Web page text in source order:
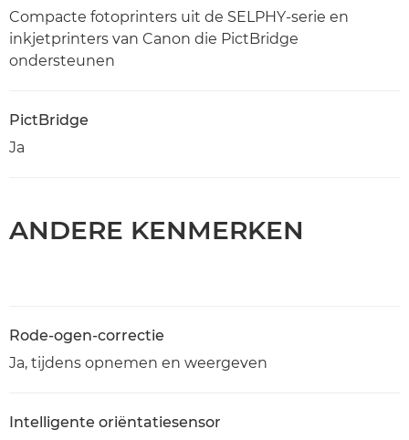
Compacte fotoprinters uit de SELPHY-serie en
inkjetprinters van Canon die PictBridge
ondersteunen
PictBridge
Ja
ANDERE KENMERKEN
Rode-ogen-correctie
Ja, tijdens opnemen en weergeven
Intelligente oriëntatiesensor